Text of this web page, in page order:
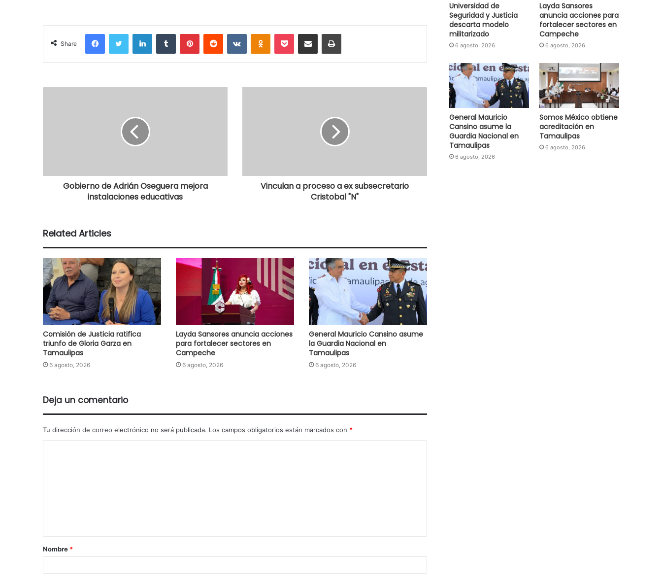
Share
Gobierno de Adrián Oseguera mejora
instalaciones educativas
Vinculan a proceso a ex subsecretario
Cristobal "N"
Related Articles
Comisión de Justicia ratifica
triunfo de Gloria Garza en
Tamaulipas
6 agosto, 2026
Layda Sansores anuncia acciones
para fortalecer sectores en
Campeche
6 agosto, 2026
General Mauricio Cansino asume
la Guardia Nacional en
Tamaulipas
6 agosto, 2026
Deja un comentario
Tu dirección de correo electrónico no será publicada. Los campos obligatorios están marcados con *
Nombre *
Universidad de
Seguridad y Justicia
descarta modelo
militarizado
6 agosto, 2026
Layda Sansores
anuncia acciones para
fortalecer sectores en
Campeche
6 agosto, 2026
General Mauricio
Cansino asume la
Guardia Nacional en
Tamaulipas
6 agosto, 2026
Somos México obtiene
acreditación en
Tamaulipas
6 agosto, 2026